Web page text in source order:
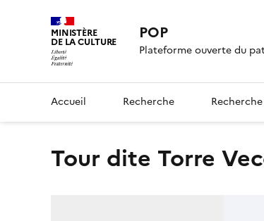
MINISTÈRE
DE LA CULTURE POP
Plateforme ouverte du
Accueil Recherche
Tour dite Torre